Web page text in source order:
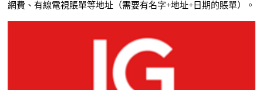
網費、有線電視賬單等地址（需要有名字+地址+日期的賬單）。